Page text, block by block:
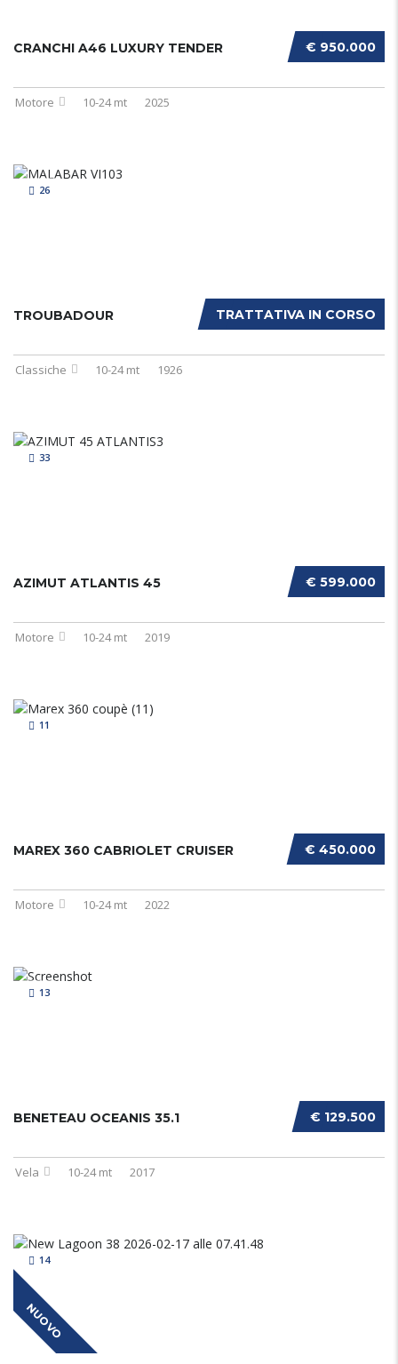
€ 950.000
CRANCHI A46 LUXURY TENDER
Motore 10-24 mt 2025
26
TRATTATIVA IN CORSO
TROUBADOUR
Classiche 10-24 mt 1926
33
€ 599.000
AZIMUT ATLANTIS 45
Motore 10-24 mt 2019
11
€ 450.000
MAREX 360 CABRIOLET CRUISER
Motore 10-24 mt 2022
13
€ 129.500
BENETEAU OCEANIS 35.1
Vela 10-24 mt 2017
NUOVO
14